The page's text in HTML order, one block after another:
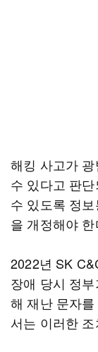
해킹 사고가
수 있다고 판
수 있도록 정
을 개정해야
2022년 SK
장애 당시 정
해 재난 문자
서는 이러한